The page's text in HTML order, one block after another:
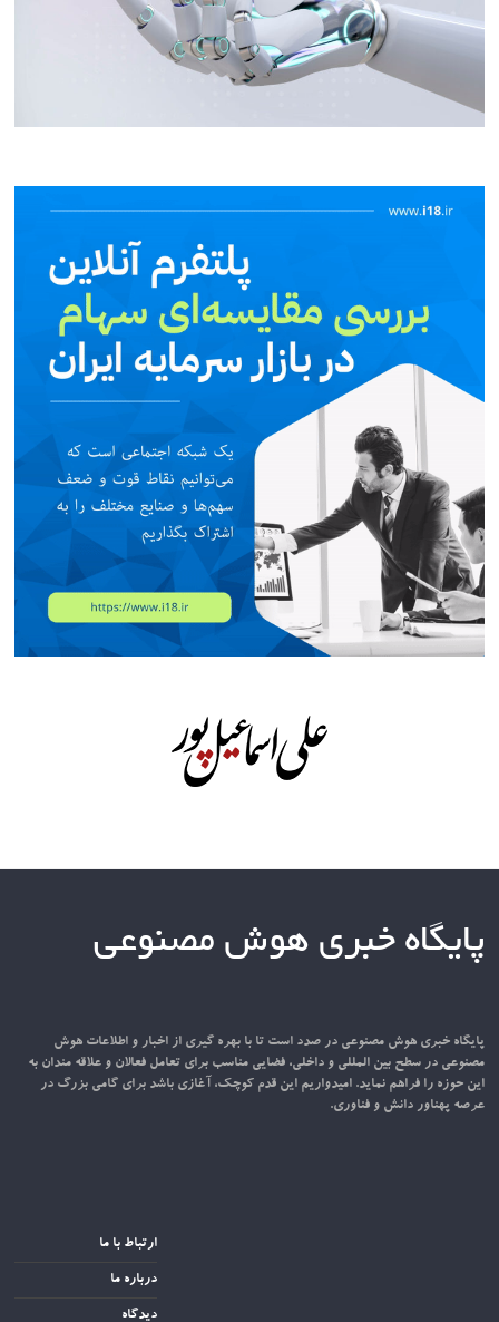
پایگاه خبری هوش مصنوعی
پایگاه خبری هوش مصنوعی در صدد است تا با بهره گیری از اخبار و اطلاعات هوش
مصنوعی در سطح بین المللی و داخلی، فضایی مناسب برای تعامل فعالان و علاقه مندان به
این حوزه را فراهم نماید. امیدواریم این قدم کوچک، آغازی باشد برای گامی بزرگ در
عرصه پهناور دانش و فناوری.
ارتباط با ما
درباره ما
دیدگاه